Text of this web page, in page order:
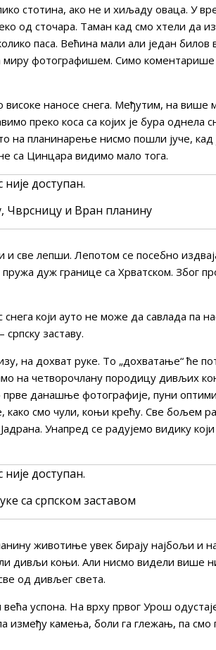
стотина, ако не и хиљаду оваца. У
од сточара. Таман кад смо хтели да
паса. Већина мали али један билов
фотографишем. Симо коментарише
наносе снега. Међутим, на више
преко коса са којих је бура однела
на планинарење нисмо пошли јуче, кад
са Цинцара видимо мало тога.
Чврсницу и Вран планину
и све лепши. Лепотом се посебно
дуж границе са Хрватском. Због
који ауто не може да савлада па
заставу.
на дохват руке. То „дохватање“ ће
на четворочлану породицу дивљих
данашње фотографије, пуни
како смо чули, коњи крећу. Све бољем
Унапред се радујемо видику
са српском заставом
животиње увек бирају најбољи и
дивљи коњи. Али нисмо видели више
од дивљег света.
успона. На врху првог Урош
између камења, боли га глежањ, па смо